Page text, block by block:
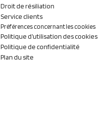
Droit de résiliation
Service clients
Préférences concernant les cookies
Politique d’utilisation des cookies
Politique de confidentialité
Plan du site